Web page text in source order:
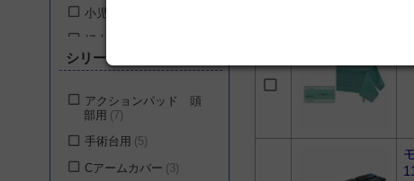
タカノ株式会社
株式会社ニチイ学館 1
ステリスジャパン株式
会社 1
ウェルチ・アレン・ジ
小児外科
婦人科
歯科・口腔外科 68
67
呼吸器外科
乳腺・内分泌外科
産科 65
シリーズ
アクションパッド 頭
部用 7
手術台用 5
Cアームカバー 3